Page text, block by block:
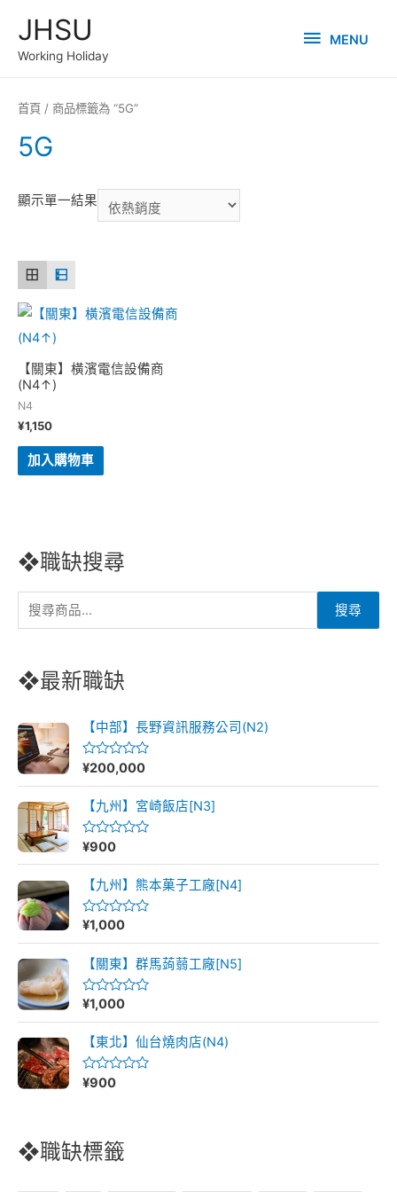
content
JHSU
Working Holiday
MENU
MENU
❖職缺搜尋
搜
尋
鍵
:
搜尋
❖最新職缺
【中部】長野資訊服務公司(N2)
評
滿
5
¥200,000
【九州】宮崎飯店[N3]
評
滿
5
¥900
【九州】熊本菓子工廠[N4]
評
滿
分
5
¥1,000
【關東】群馬蒟蒻工廠[N5]
評
滿
5
¥1,000
【東北】仙台燒肉店(N4)
評
5
¥900
❖職缺標籤
首頁 / 商品標籤為 “5G”
5G
顯示單一結果
【關東】橫濱電信設備商
(N4↑)
N4
¥1,150
加入購物車